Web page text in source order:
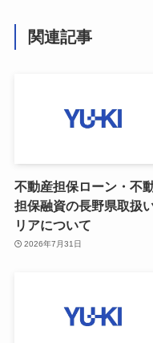
関連記事
不動産担保ローン・不
担保融資の長野県取扱
リアについて
2026年7月31日